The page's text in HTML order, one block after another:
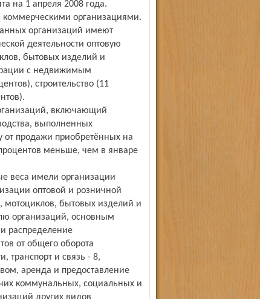
на 1 апреля 2008 года.
коммерческими организациями.
организаций имеют
деятельности оптовую
бытовых изделий и
с недвижимым
строительство (11
включающий
выполненных
от продажи приобретённых на
меньше, чем в январе
веса имели организации
оптовой и розничной
мотоциклов, бытовых изделий и
организаций, основным
распределение
от общего оборота
транспорт и связь - 8,
аренда и предоставление
коммунальных, социальных и